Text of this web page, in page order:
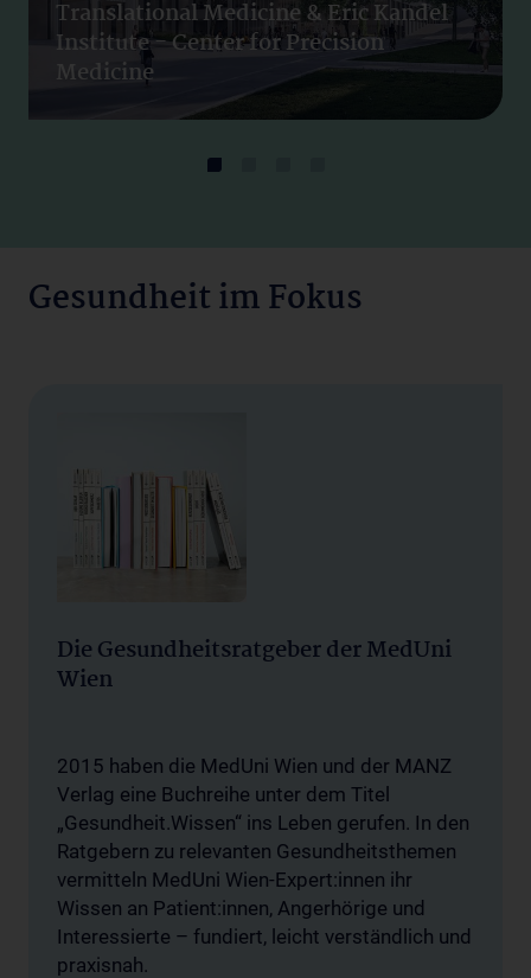
Translational Medicine & Eric Kandel
Institute - Center for Precision
Medicine
Gesundheit im Fokus
Die Gesundheitsratgeber der MedUni
Wien
2015 haben die MedUni Wien und der MANZ
Verlag eine Buchreihe unter dem Titel
„Gesundheit.Wissen“ ins Leben gerufen. In den
Ratgebern zu relevanten Gesundheitsthemen
vermitteln MedUni Wien-Expert:innen ihr
Wissen an Patient:innen, Angerhörige und
Interessierte – fundiert, leicht verständlich und
praxisnah.